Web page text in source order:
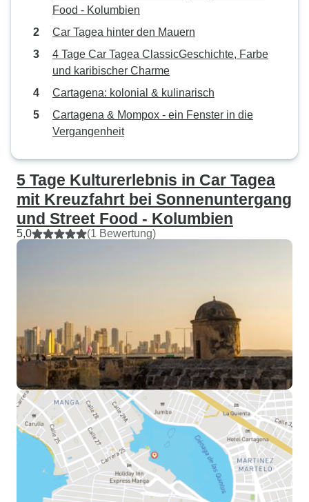
Food - Kolumbien
Car Tagea hinter den Mauern
4 Tage Car Tagea ClassicGeschichte, Farbe
und karibischer Charme
Cartagena: kolonial & kulinarisch
Cartagena & Mompox - ein Fenster in die
Vergangenheit
5 Tage Kulturerlebnis in Car Tagea
mit Kreuzfahrt bei Sonnenuntergang
und Street Food - Kolumbien
5,0 (1 Bewertung)